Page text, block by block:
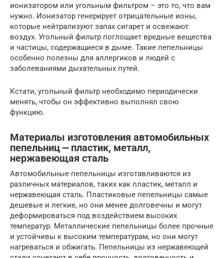
ионизатором или угольным фильтром – это то, что вам
нужно. Ионизатор генерирует отрицательные ионы,
которые нейтрализуют запах сигарет и освежают
воздух. Угольный фильтр поглощает вредные вещества
и частицы, содержащиеся в дыме. Такие пепельницы
особенно полезны для аллергиков и людей с
заболеваниями дыхательных путей.
Кстати, угольный фильтр необходимо периодически
менять, чтобы он эффективно выполнял свою
функцию.
Материалы изготовления автомобильных
пепельниц ⎼ пластик, металл,
нержавеющая сталь
Автомобильные пепельницы изготавливаются из
различных материалов, таких как пластик, металл и
нержавеющая сталь. Пластиковые пепельницы самые
дешевые и легкие, но они менее долговечны и могут
деформироваться под воздействием высоких
температур. Металлические пепельницы более прочные
и устойчивы к высоким температурам, но они могут
нагреваться и обжигать. Пепельницы из нержавеющей